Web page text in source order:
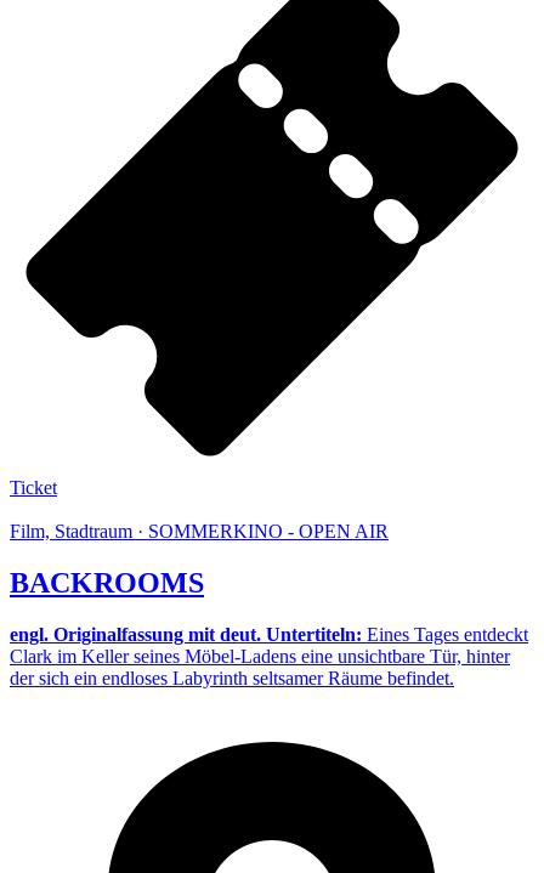
Ticket
Film, Stadtraum · SOMMERKINO - OPEN AIR
BACKROOMS
engl. Originalfassung mit deut. Untertiteln: Eines Tages entdeckt
Clark im Keller seines Möbel-Ladens eine unsichtbare Tür, hinter
der sich ein endloses Labyrinth seltsamer Räume befindet.